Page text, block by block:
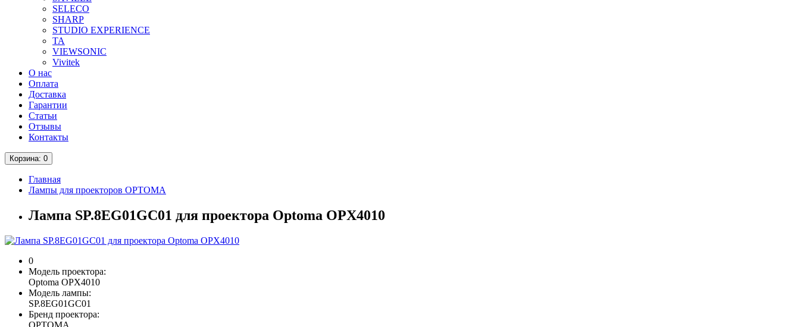
SELECO
SHARP
STUDIO EXPERIENCE
TA
VIEWSONIC
Vivitek
О нас
Оплата
Доставка
Гарантии
Статьи
Отзывы
Контакты
Корзина: 0
Главная
Лампы для проекторов OPTOMA
Лампа SP.8EG01GC01 для проектора Optoma OPX4010
0
Модель проектора:
Optoma OPX4010
Модель лампы:
SP.8EG01GC01
Бренд проектора:
OPTOMA